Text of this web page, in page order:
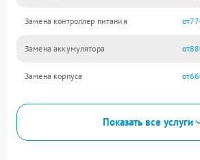
Замена контроллер питания
Замена аккумулятора
Замена корпуса
Показать все услуги